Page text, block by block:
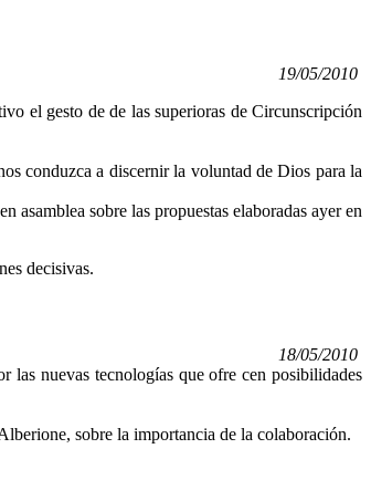
19/05/2010
el gesto de de las superioras de Circunscripción
conduzca a discernir la voluntad de Dios para la
sobre las propuestas elaboradas ayer en
decisivas.
18/05/2010
las nuevas tecnologías que ofre cen posibilidades
sobre la importancia de la colaboración.